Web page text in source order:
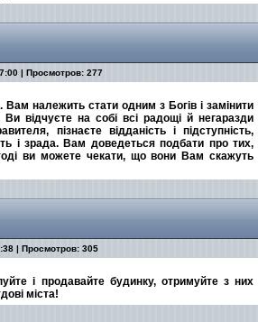
| Просмотров: 277
Вам належить стати одним з Богів і замінити
відчуєте на собі всі радощі й негаразди
пізнаєте відданість і підступність,
і зрада. Вам доведеться подбати про тих,
ви можете чекати, що вони Вам скажуть
| Просмотров: 305
і продавайте будинку, отримуйте з них
міста!